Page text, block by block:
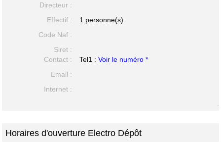
Directeur :
Effectif :
1 personne(s)
Code Naf :
Siret :
Contact :
Tel1 :Voir le numéro *
Email :
Internet :
-
Horaires d'ouverture Electro Dépôt